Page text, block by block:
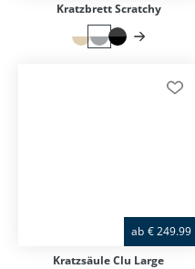
Kratzbrett Scratchy
ab €249.99
Kratzsäule Clu Large